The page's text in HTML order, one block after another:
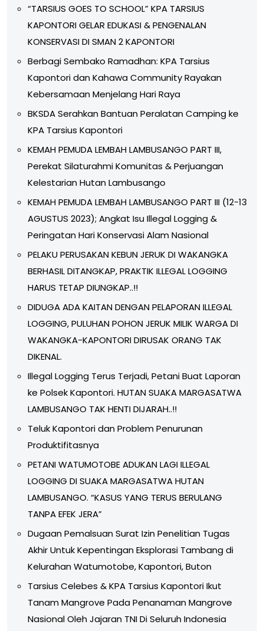
“TARSIUS GOES TO SCHOOL” KPA TARSIUS
KAPONTORI GELAR EDUKASI & PENGENALAN
KONSERVASI DI SMAN 2 KAPONTORI
Berbagi Sembako Ramadhan: KPA Tarsius
Kapontori dan Kahawa Community Rayakan
Kebersamaan Menjelang Hari Raya
BKSDA Serahkan Bantuan Peralatan Camping ke
KPA Tarsius Kapontori
KEMAH PEMUDA LEMBAH LAMBUSANGO PART III,
Perekat Silaturahmi Komunitas & Perjuangan
Kelestarian Hutan Lambusango
KEMAH PEMUDA LEMBAH LAMBUSANGO PART III (12-13
AGUSTUS 2023); Angkat Isu Illegal Logging &
Peringatan Hari Konservasi Alam Nasional
PELAKU PERUSAKAN KEBUN JERUK DI WAKANGKA
BERHASIL DITANGKAP, PRAKTIK ILLEGAL LOGGING
HARUS TETAP DIUNGKAP..!!
DIDUGA ADA KAITAN DENGAN PELAPORAN ILLEGAL
LOGGING, PULUHAN POHON JERUK MILIK WARGA DI
WAKANGKA-KAPONTORI DIRUSAK ORANG TAK
DIKENAL.
Illegal Logging Terus Terjadi, Petani Buat Laporan
ke Polsek Kapontori. HUTAN SUAKA MARGASATWA
LAMBUSANGO TAK HENTI DIJARAH..!!
Teluk Kapontori dan Problem Penurunan
Produktifitasnya
PETANI WATUMOTOBE ADUKAN LAGI ILLEGAL
LOGGING DI SUAKA MARGASATWA HUTAN
LAMBUSANGO. “KASUS YANG TERUS BERULANG
TANPA EFEK JERA”
Dugaan Pemalsuan Surat Izin Penelitian Tugas
Akhir Untuk Kepentingan Eksplorasi Tambang di
Kelurahan Watumotobe, Kapontori, Buton
Tarsius Celebes & KPA Tarsius Kapontori Ikut
Tanam Mangrove Pada Penanaman Mangrove
Nasional Oleh Jajaran TNI Di Seluruh Indonesia